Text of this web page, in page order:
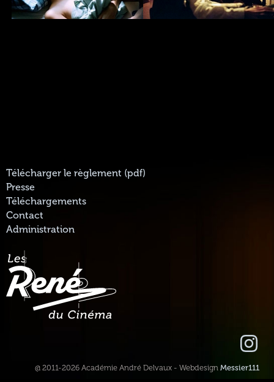
Télécharger le règlement (pdf)
Presse
Téléchargements
Contact
Administration
@ 2011-2026 Académie André Delvaux - WebdesignMessier111